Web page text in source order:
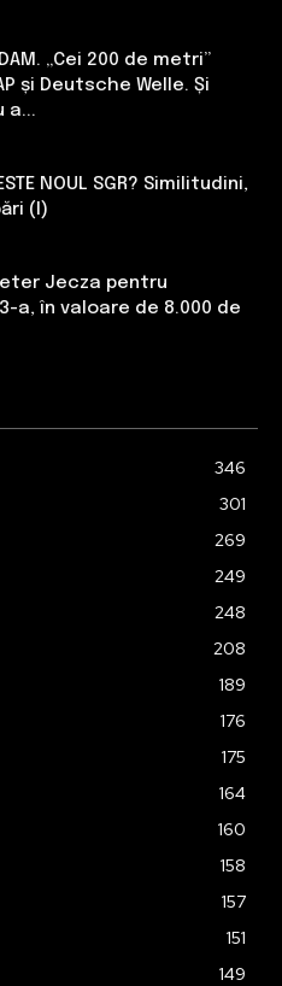
„Cei 200 de metri”
și Deutsche Welle. Și
a...
NOUL SGR? Similitudini,
(I)
Jecza pentru
a, în valoare de 8.000 de
346
301
269
249
248
208
189
176
175
164
160
158
157
151
149